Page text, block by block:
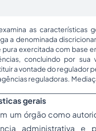
as características
a denominada
exercitada com base
concluindo por sua
a vontade do regulador
reguladoras.
gerais
um órgão como
administrativa e